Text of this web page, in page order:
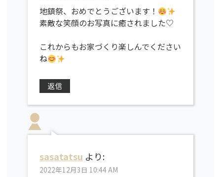
地鎮祭、おめでとうございます！
素敵な笑顔のお写真に癒されました♡
これからもお家づくり楽しんでください
ね
返信
sasatatsu より:
2022年12月3日 10:44 AM